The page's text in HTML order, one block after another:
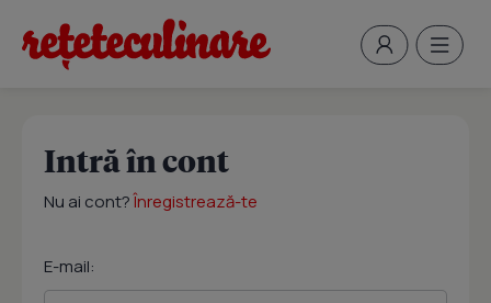
Intră în cont
Nu ai cont?Înregistrează-te
E-mail: